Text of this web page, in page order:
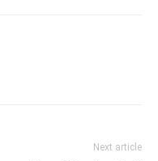
Next article